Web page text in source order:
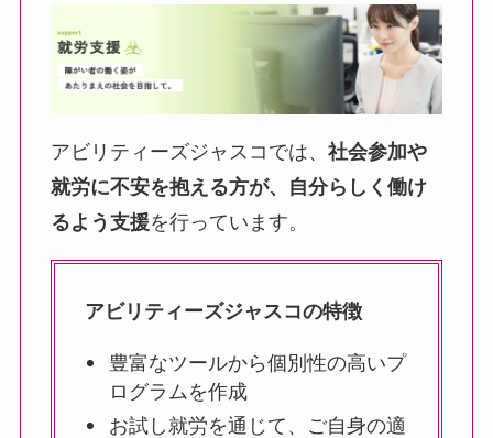
アビリティーズジャスコでは、 社会参加や
就労に不安を抱える方が、自分らしく働け
るよう支援を行っています。
アビリティーズジャスコの特徴
豊富なツールから個別性の高いプ
ログラムを作成
お試し就労を通じて、ご自身の適